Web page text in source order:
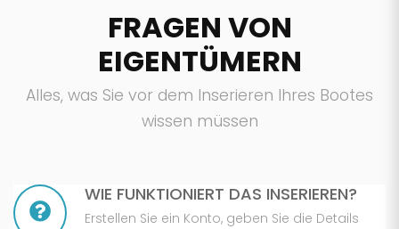
FRAGEN VON
EIGENTÜMERN
Alles, was Sie vor dem Inserieren Ihres Bootes
wissen müssen
WIE FUNKTIONIERT DAS INSERIEREN?
Erstellen Sie ein Konto, geben Sie die Details